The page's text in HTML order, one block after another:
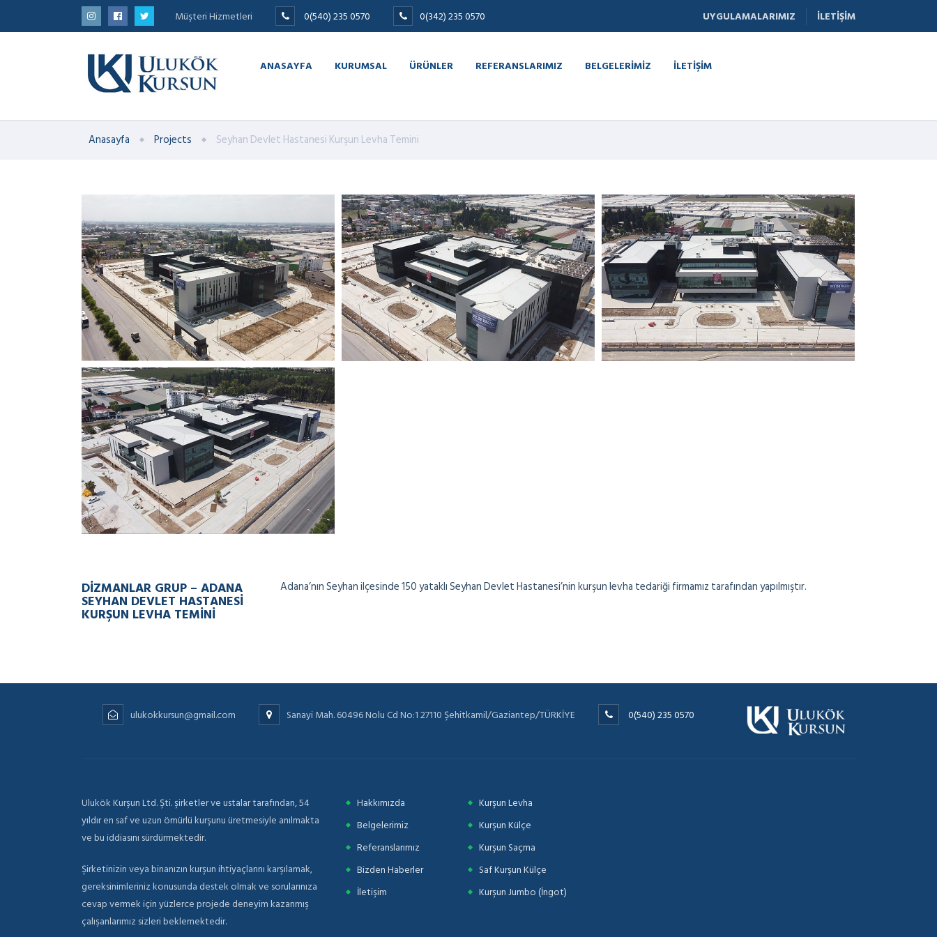
Müşteri Hizmetleri 0(540) 235 0570 0(342) 235 0570 UYGULAMALARIMIZ İLETIŞIM
ANASAYFA KURUMSAL ÜRÜNLER REFERANSLARIMIZ BELGELERIMIZ İLETIŞIM
Anasayfa Projects Seyhan Devlet Hastanesi Kurşun Levha Temini
DIZMANLAR GRUP – ADANA
SEYHAN DEVLET HASTANESI
KURŞUN LEVHA TEMINI
Adana’nın Seyhan ilçesinde 150 yataklı Seyhan Devlet Hastanesi’nin kurşun levha tedariği firmamız tarafından yapılmıştır.
ulukokkursun@gmail.com Sanayi Mah. 60496 Nolu Cd No:1 27110 Şehitkamil/Gaziantep/TÜRKİYE 0(540) 235 0570
Ulukök Kurşun Ltd. Şti. şirketler ve ustalar tarafından, 54
yıldır en saf ve uzun ömürlü kurşunu üretmesiyle anılmakta
ve bu iddiasını sürdürmektedir.
Şirketinizin veya binanızın kurşun ihtiyaçlarını karşılamak,
gereksinimleriniz konusunda destek olmak ve sorularınıza
cevap vermek için yüzlerce projede deneyim kazanmış
çalışanlarımız sizleri beklemektedir.
Hakkımızda
Kurşun Levha
Belgelerimiz
Kurşun Külçe
Referanslarımız
Kurşun Saçma
Bizden Haberler
Saf Kurşun Külçe
İletişim
Kurşun Jumbo (İngot)